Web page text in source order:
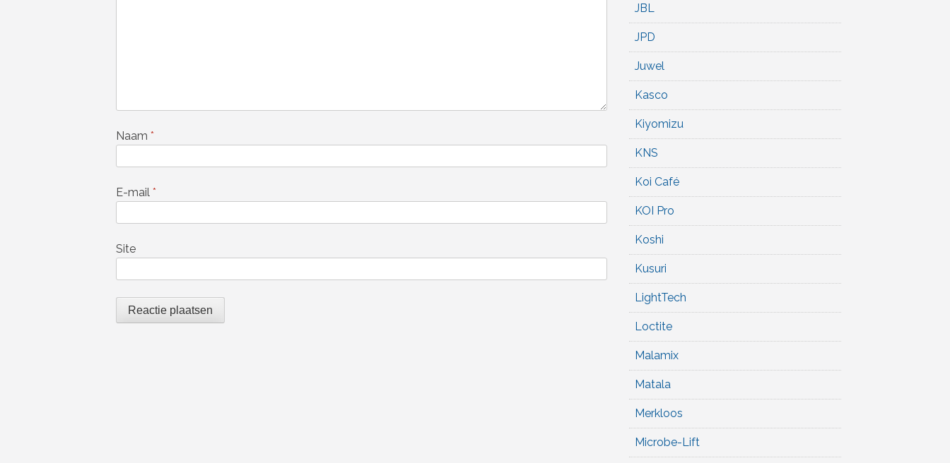
Naam *
E-mail *
Site
JBL
JPD
Juwel
Kasco
Kiyomizu
KNS
Koi Café
KOI Pro
Koshi
Kusuri
LightTech
Loctite
Malamix
Matala
Merkloos
Microbe-Lift